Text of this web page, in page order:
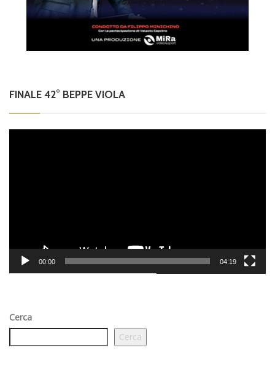
FINALE 42° BEPPE VIOLA
00:00 04:19
Cerca
Cerca